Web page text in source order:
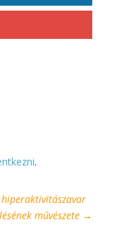
.
művészete →